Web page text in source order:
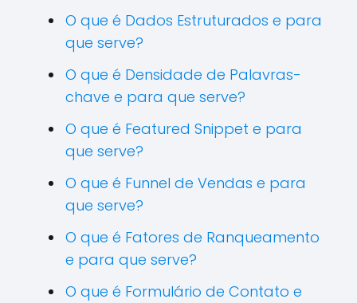
O que é Dados Estruturados e para
que serve?
O que é Densidade de Palavras-
chave e para que serve?
O que é Featured Snippet e para
que serve?
O que é Funnel de Vendas e para
que serve?
O que é Fatores de Ranqueamento
e para que serve?
O que é Formulário de Contato e